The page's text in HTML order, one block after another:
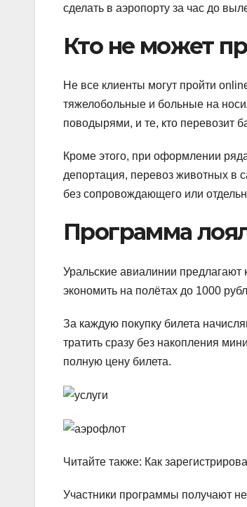
сделать в аэропорту за час до
Кто не может
Не все клиенты могут пройти
тяжелобольные и больные на
поводырями, и те, кто перевозит
Кроме этого, при оформлении
депортация, перевоз животных в
без сопровождающего или
Программа
Уральские авиалинии
экономить на полётах до 1000
За каждую покупку билета
тратить сразу без накопления
полную цену билета.
Читайте также: Как
Участники программы получают